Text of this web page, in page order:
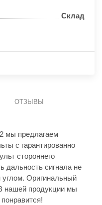
Склад
ОТЗЫВЫ
мы предлагаем
с гарантированно
стороннего
дальность сигнала не
Оригинальный
нашей продукции мы